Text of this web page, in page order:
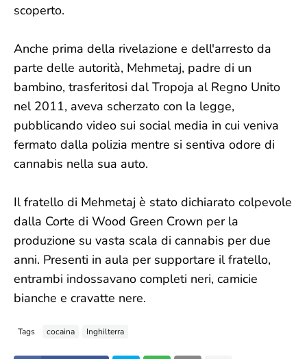
scoperto.
Anche prima della rivelazione e dell'arresto da
parte delle autorità, Mehmetaj, padre di un
bambino, trasferitosi dal Tropoja al Regno Unito
nel 2011, aveva scherzato con la legge,
pubblicando video sui social media in cui veniva
fermato dalla polizia mentre si sentiva odore di
cannabis nella sua auto.
Il fratello di Mehmetaj è stato dichiarato colpevole
dalla Corte di Wood Green Crown per la
produzione su vasta scala di cannabis per due
anni. Presenti in aula per supportare il fratello,
entrambi indossavano completi neri, camicie
bianche e cravatte nere.
Tags cocaina Inghilterra